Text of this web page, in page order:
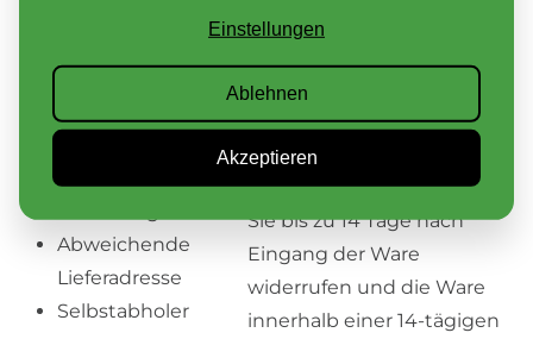
BESTELLUNG & LIEFERUNG
Mögliche
Abweichende
Lieferadresse
Selbstabholer
Retouren
Den Kaufvertrag können
Sie bis zu 14 Tage nach
Eingang der Ware
widerrufen und die Ware
innerhalb einer 14-tägigen
Einstellungen
Ablehnen
Akzeptieren